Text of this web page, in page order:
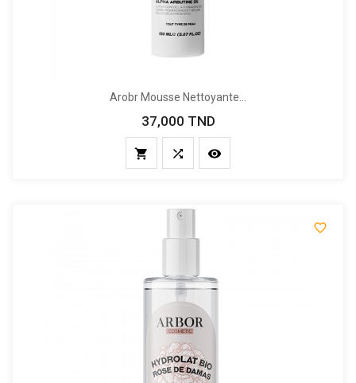
Arobr Mousse Nettoyante...
Prix
37,000 TND
  
